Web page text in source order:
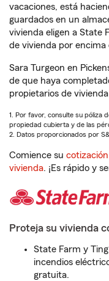
vacaciones, está
guardados en un
vivienda eligen a State
de vivienda por
Sara Turgeon en
de que haya
propietarios de
1. Por favor, consulte su póliza
propiedad cubierta y de las
2. Datos proporcionados por
Comience su
vivienda. ¡Es rápido y
Proteja su vivienda
State Farm y
incendios
gratuita.